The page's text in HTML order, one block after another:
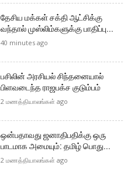
தேசிய மக்கள் சக்தி ஆட்சிக்கு
வந்தால் முஸ்லிம்களுக்கு பாதிப்பு...
40 minutes ago
பசிலின் அரசியல் சிந்தனையால்
பிளவடைந்த ராஜபக்ச குடும்பம்
2 மணத்தியாலங்கள் ago
ஒன்பதாவது ஜனாதிபதிக்கு ஒரு
பாடமாக அமையும்: தமிழ் பொது...
2 மணத்தியாலங்கள் ago